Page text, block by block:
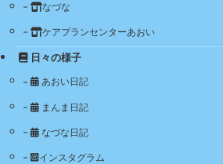
なづな
ケアプランセンターあおい
日々の様子
あおい日記
まんま日記
なづな日記
インスタグラム